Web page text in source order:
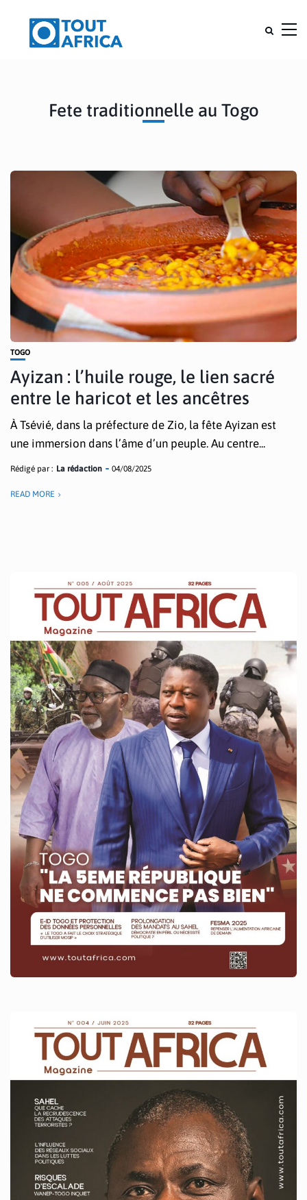
Fete traditionnelle au Togo
TOGO
Ayizan : l’huile rouge, le lien sacré
entre le haricot et les ancêtres
À Tsévié, dans la préfecture de Zio, la fête Ayizan est
une immersion dans l’âme d’un peuple. Au centre...
Rédigé par : La rédaction 04/08/2025
READ MORE